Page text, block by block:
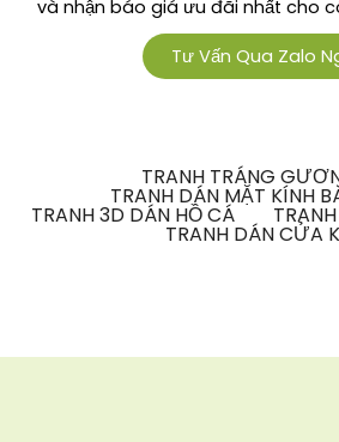
và nhận báo giá ưu đãi nhất cho
Tư Vấn Qua Zalo
TRANH TRÁNG
TRANH DÁN MẶT KÍNH
TRANH 3D DÁN HỒ CÁ
TRANH DÁN CỬA